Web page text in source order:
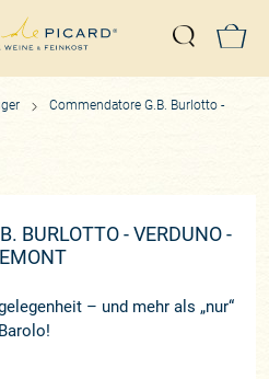
Suche
Commendatore G.B. Burlotto -
BURLOTTO - VERDUNO -
– und mehr als „nur“
Barolo!